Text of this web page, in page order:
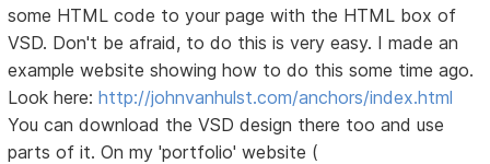
some HTML code to your page with the HTML box of
VSD. Don't be afraid, to do this is very easy. I made an
example website showing how to do this some time ago.
Look here:http://johnvanhulst.com/anchors/index.html
You can download the VSD design there too and use
parts of it. On my 'portfolio' website (